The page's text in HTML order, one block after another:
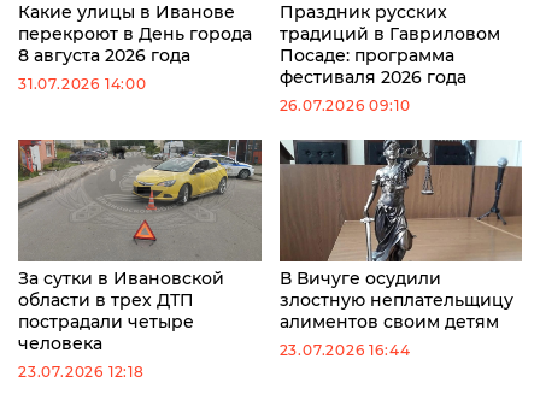
Какие улицы в Иванове
перекроют в День города
8 августа 2026 года
31.07.2026 14:00
Праздник русских
традиций в Гавриловом
Посаде: программа
фестиваля 2026 года
26.07.2026 09:10
За сутки в Ивановской
области в трех ДТП
пострадали четыре
человека
23.07.2026 12:18
В Вичуге осудили
злостную неплательщицу
алиментов своим детям
23.07.2026 16:44